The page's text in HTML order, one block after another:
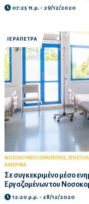
07:25 π.μ. - 29/12/2020
ΙΕΡΑΠΕΤΡΑ
ΝΟΣΟΚΟΜΕΙΟ ΙΕΡΑΠΕΤΡΑΣ,
ΚΑΤΕΡΙΝΑ
Σε συγκεκριμένο μέσο
Εργαζομένων του
12:20 μ.μ. - 28/12/2020